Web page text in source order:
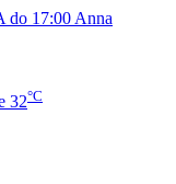
do 17:00 Anna
32°C